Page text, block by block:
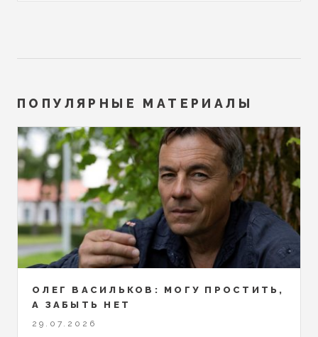
ПОПУЛЯРНЫЕ МАТЕРИАЛЫ
ОЛЕГ ВАСИЛЬКОВ: МОГУ ПРОСТИТЬ,
А ЗАБЫТЬ НЕТ
29.07.2026